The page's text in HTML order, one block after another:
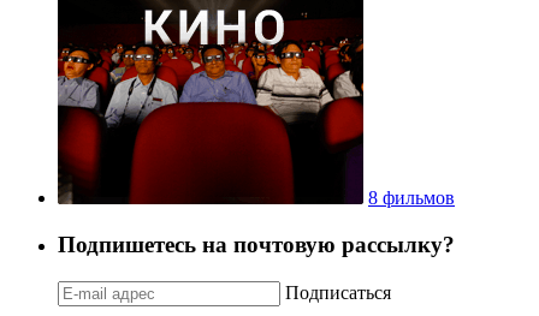
8 фильмов
Подпишетесь на почтовую рассылку?
Подписаться